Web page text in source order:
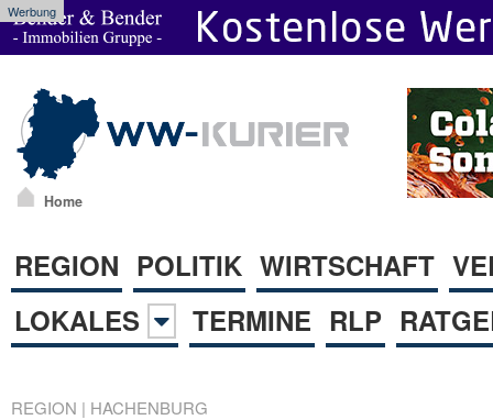
Werbung
Home
REGION POLITIK WIRTSCHAFT
LOKALES
TERMINE RLP
REGION | HACHENBURG